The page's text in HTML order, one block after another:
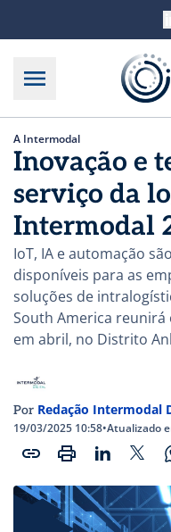
A Intermodal
Inovação e
serviço da
Intermodal
IoT, IA e automação
disponíveis para as
soluções de
South America
em abril, no Distrito
Por Redação Intermodal
19/03/2025 10:58•Atualizado